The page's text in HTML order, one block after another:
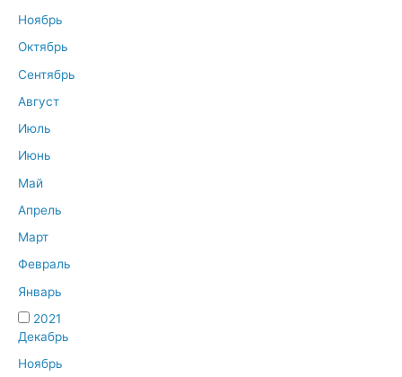
Ноябрь
Октябрь
Сентябрь
Август
Июль
Июнь
Май
Апрель
Март
Февраль
Январь
2021
Декабрь
Ноябрь